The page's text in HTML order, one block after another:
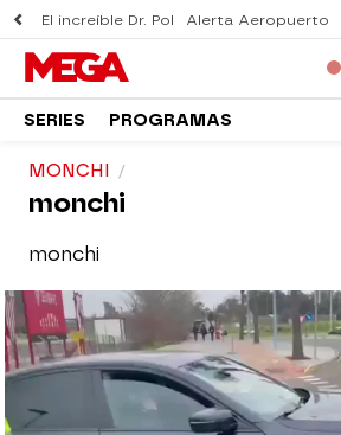
El increíble Dr. Pol Alerta Aeropuerto
SERIES PROGRAMAS
MONCHI
monchi
monchi